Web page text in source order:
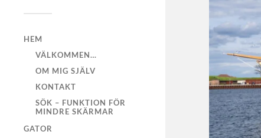
HEM
VÄLKOMMEN…
OM MIG SJÄLV
KONTAKT
SÖK – FUNKTION FÖR
MINDRE SKÄRMAR
GATOR